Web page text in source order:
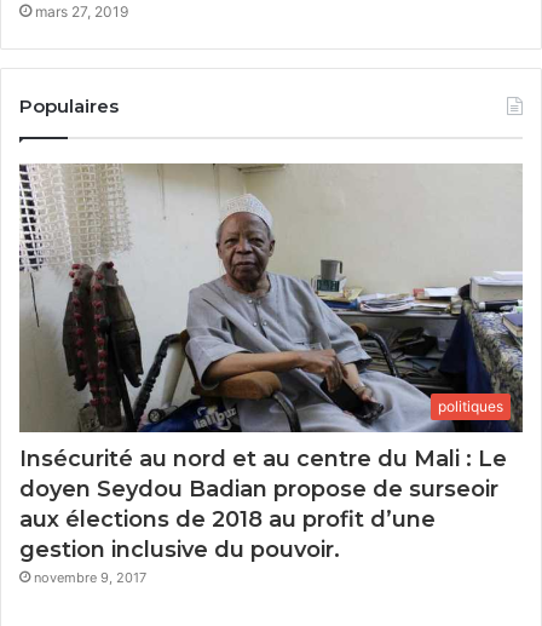
mars 27, 2019
Populaires
politiques
Insécurité au nord et au centre du Mali : Le
doyen Seydou Badian propose de surseoir
aux élections de 2018 au profit d’une
gestion inclusive du pouvoir.
novembre 9, 2017